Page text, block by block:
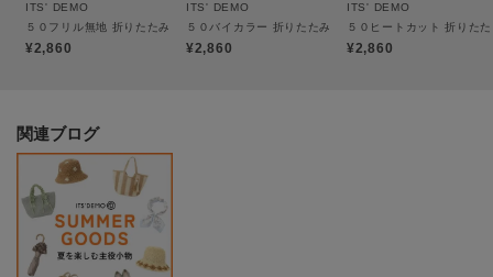
が異なる場合もございます。
ITS' DEMO
５０フリル無地 折りたたみ傘 日傘
¥2,860
ITS' DEMO
５０バイカラー 折りたたみ傘 日傘
¥2,860
ITS' DEMO
５０ヒートカット 折りた
¥2,860
関連ブログ